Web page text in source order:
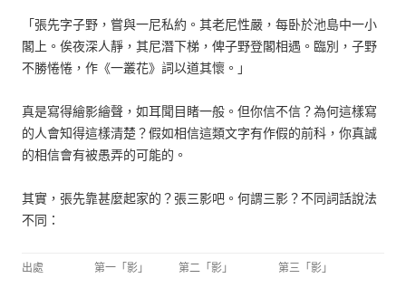
「張先字子野，嘗與一尼私約。其老尼性嚴，每卧於池島中一小
閣上。俟夜深人靜，其尼潛下梯，俾子野登閣相遇。臨別，子野
不勝惓惓，作《一叢花》詞以道其懷。」
真是寫得繪影繪聲，如耳聞目睹一般。但你信不信？為何這樣寫
的人會知得這樣清楚？假如相信這類文字有作假的前科，你真誠
的相信會有被愚弄的可能的。
其實，張先靠甚麼起家的？張三影吧。何謂三影？不同詞話說法
不同：
出處 第一「影」 第二「影」 第三「影」